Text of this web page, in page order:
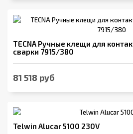
TECNA Ручные клещи для
сварки 7915/380
81 518 руб
Telwin Alucar 5100 230V